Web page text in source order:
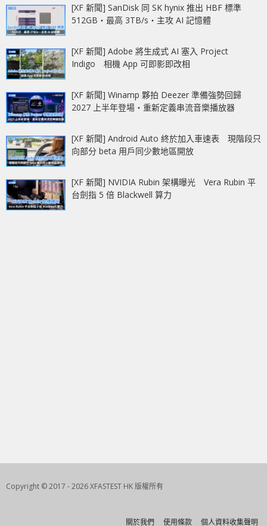
[XF 新聞] SanDisk 同 SK hynix 推出 HBF 標準
512GB‧最高 3TB/s‧主攻 AI 記憶體
[XF 新聞] Adobe 將生成式 AI 塞入 Project
Indigo 相機 App 可即影即改相
[XF 新聞] Winamp 夥拍 Deezer 準備強勢回歸
2027 上半年登場‧重新定義串流音樂播放器
[XF 新聞] Android Auto 終於加入車速表 現階段只
向部分 beta 用戶同少數地區開放
[XF 新聞] NVIDIA Rubin 架構曝光 Vera Rubin 平
台劍指 5 倍 Blackwell 算力
Copyright © 2017 - 2026 XFASTEST HK 版權所有
關於我們 使用條款 個人資料收集聲明